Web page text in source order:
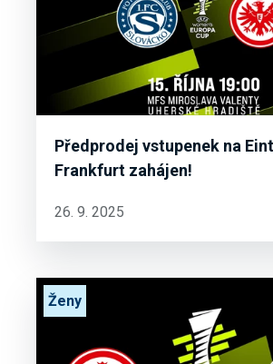
Předprodej vstupenek na
Frankfurt zahájen!
26. 9. 2025
Ženy